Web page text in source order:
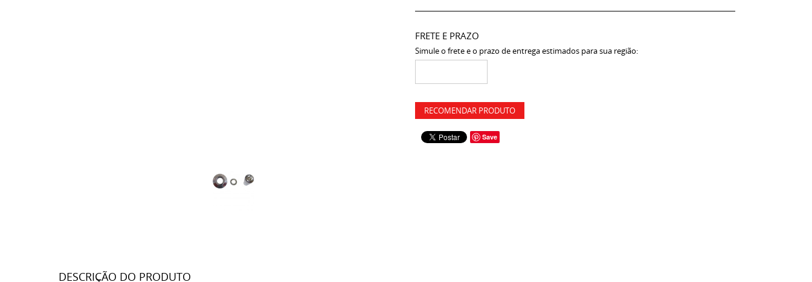
FRETE E PRAZO
Simule o frete e o prazo de entrega estimados para sua região:
RECOMENDAR PRODUTO
Save
DESCRIÇÃO DO PRODUTO